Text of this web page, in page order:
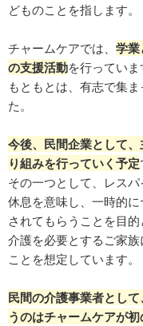
どものことを指します。
チャームケアでは、 学業
の支援活動を行っていま
もともとは、有志で集
た。
今後、民間企業として
り組みを行っていく予定
その一つとして、レス
休息を意味し、一時的
されてもらうことを目的
介護を必要とするご家
ことを想定しています。
民間の介護事業者とし
うのはチャームケアが初